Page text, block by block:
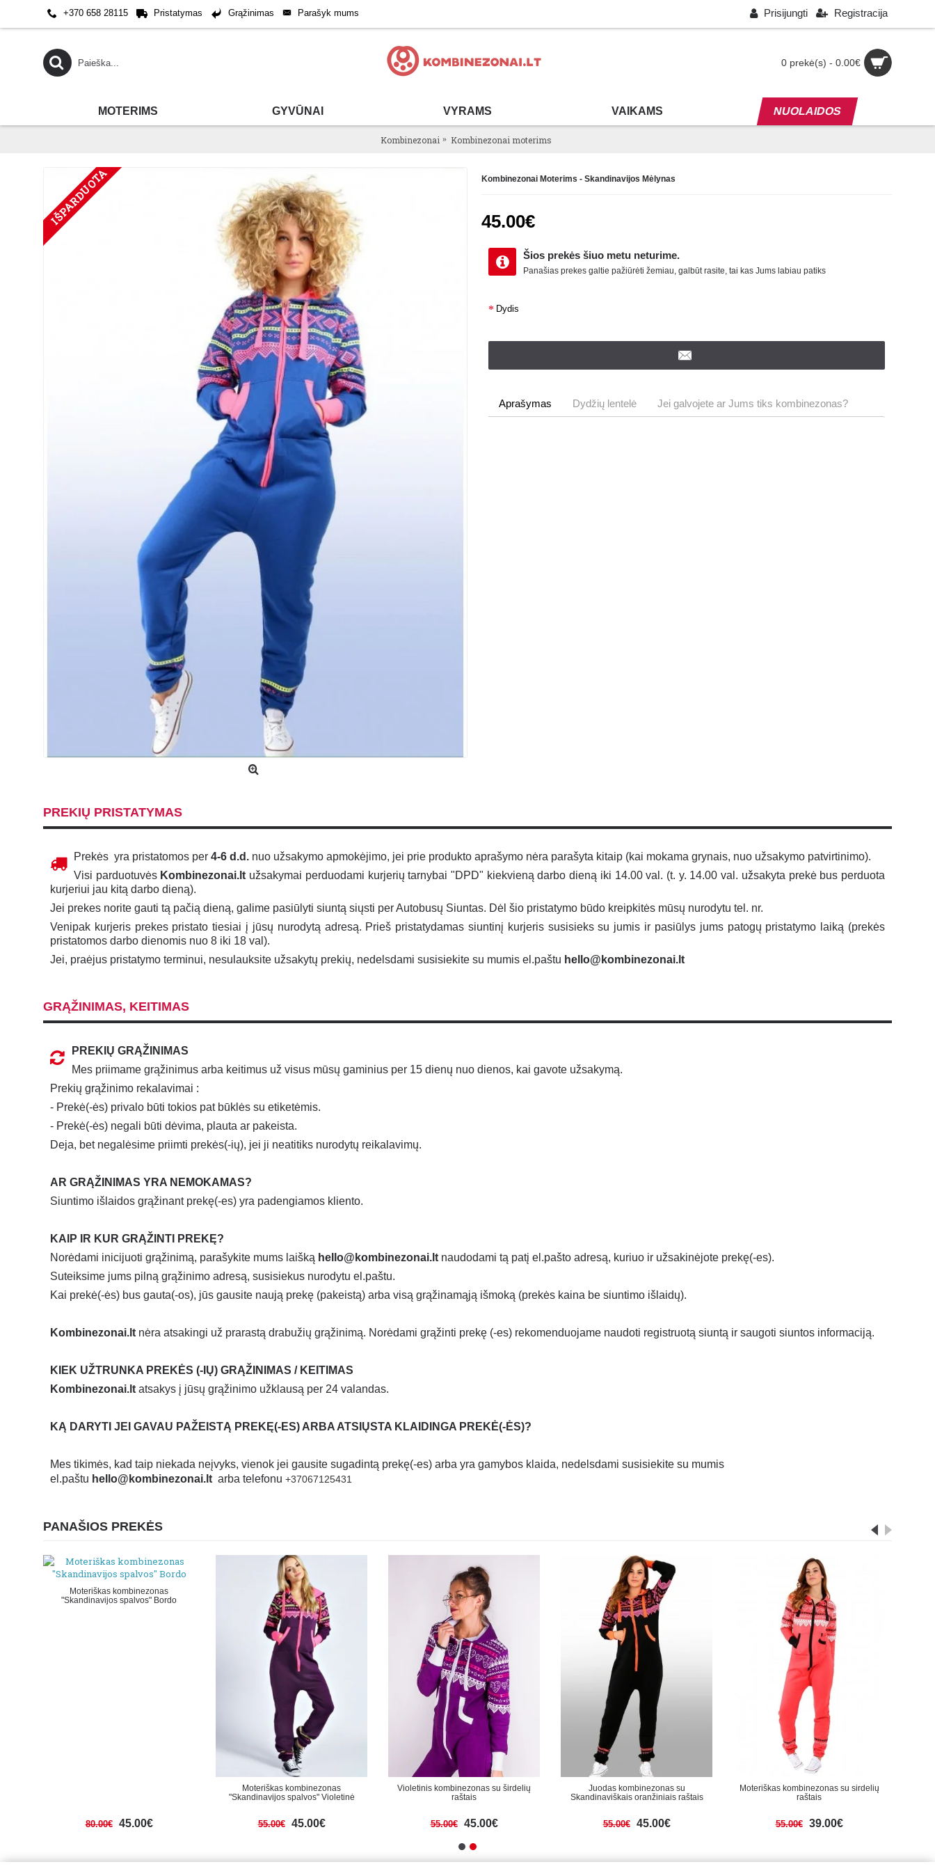
+370 658 28115 Pristatymas Grąžinimas Parašyk mums Prisijungti Registracija
0 prekė(s) - 0.00€
MOTERIMS GYVŪNAI VYRAMS VAIKAMS NUOLAIDOS
Kombinezonai Kombinezonai moterims
IŠPARDUOTA Kombinezonai Moterims - Skandinavijos Mėlynas
45.00€
Šios prekės šiuo metu neturime.
Panašias prekes galtie pažiūrėti žemiau, galbūt rasite, tai kas Jums labiau patiks
Dydis
Aprašymas Dydžių lentelė Jei galvojete ar Jums tiks kombinezonas?
PREKIŲ PRISTATYMAS
Prekės yra pristatomos per 4-6 d.d. nuo užsakymo apmokėjimo, jei prie produkto aprašymo nėra parašyta kitaip (kai mokama grynais, nuo užsakymo patvirtinimo).
Visi parduotuvės Kombinezonai.lt užsakymai perduodami kurjerių tarnybai "DPD" kiekvieną darbo dieną iki 14.00 val. (t. y. 14.00 val. užsakyta prekė bus perduota
kurjeriui jau kitą darbo dieną).
Jei prekes norite gauti tą pačią dieną, galime pasiūlyti siuntą siųsti per Autobusų Siuntas. Dėl šio pristatymo būdo kreipkitės mūsų nurodytu tel. nr.
Venipak kurjeris prekes pristato tiesiai į jūsų nurodytą adresą. Prieš pristatydamas siuntinį kurjeris susisieks su jumis ir pasiūlys jums patogų pristatymo laiką (prekės
pristatomos darbo dienomis nuo 8 iki 18 val).
Jei, praėjus pristatymo terminui, nesulauksite užsakytų prekių, nedelsdami susisiekite su mumis el.paštu hello@kombinezonai.lt
GRĄŽINIMAS, KEITIMAS
PREKIŲ GRĄŽINIMAS
Mes priimame grąžinimus arba keitimus už visus mūsų gaminius per 15 dienų nuo dienos, kai gavote užsakymą.
Prekių grąžinimo rekalavimai :
- Prekė(-ės) privalo būti tokios pat būklės su etiketėmis.
- Prekė(-ės) negali būti dėvima, plauta ar pakeista.
Deja, bet negalėsime priimti prekės(-ių), jei ji neatitiks nurodytų reikalavimų.
AR GRĄŽINIMAS YRA NEMOKAMAS?
Siuntimo išlaidos grąžinant prekę(-es) yra padengiamos kliento.
KAIP IR KUR GRĄŽINTI PREKĘ?
Norėdami inicijuoti grąžinimą, parašykite mums laišką hello@kombinezonai.lt naudodami tą patį el.pašto adresą, kuriuo ir užsakinėjote prekę(-es).
Suteiksime jums pilną grąžinimo adresą, susisiekus nurodytu el.paštu.
Kai prekė(-ės) bus gauta(-os), jūs gausite naują prekę (pakeistą) arba visą grąžinamąją išmoką (prekės kaina be siuntimo išlaidų).
Kombinezonai.lt nėra atsakingi už prarastą drabužių grąžinimą. Norėdami grąžinti prekę (-es) rekomenduojame naudoti registruotą siuntą ir saugoti siuntos informaciją.
KIEK UŽTRUNKA PREKĖS (-IŲ) GRĄŽINIMAS / KEITIMAS
Kombinezonai.lt atsakys į jūsų grąžinimo užklausą per 24 valandas.
KĄ DARYTI JEI GAVAU PAŽEISTĄ PREKĘ(-ES) ARBA ATSIŲSTA KLAIDINGA PREKĖ(-ĖS)?
Mes tikimės, kad taip niekada neįvyks, vienok jei gausite sugadintą prekę(-es) arba yra gamybos klaida, nedelsdami susisiekite su mumis
el.paštu hello@kombinezonai.lt arba telefonu +37067125431
PANAŠIOS PREKĖS
Moteriškas kombinezonas
"Skandinavijos spalvos" Bordo
80.00€ 45.00€
Moteriškas kombinezonas
"Skandinavijos spalvos" Violetinė
55.00€ 45.00€
Violetinis kombinezonas su širdelių
raštais
55.00€ 45.00€
Juodas kombinezonas su
Skandinaviškais oranžiniais raštais
55.00€ 45.00€
Moteriškas kombinezonas su sirdelių
raštais
55.00€ 39.00€